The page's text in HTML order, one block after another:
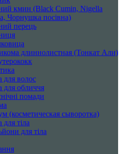
кмин (Black Cumin, Nigella
Чорнушка посівна)
перець
длиннолистная (Тонкат Али)
для волос
для обличчя
помади
(косметическая сыворотка)
тіла
для тіла